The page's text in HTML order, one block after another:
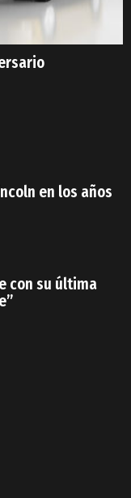
en los años
con su última